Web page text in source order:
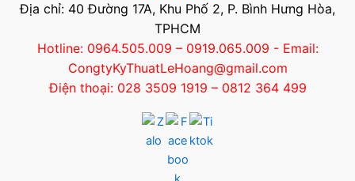
Địa chỉ: 40 Đường 17A, Khu Phố 2, P. Bình Hưng Hòa,
TPHCM
Hotline: 0964.505.009 – 0919.065.009 - Email:
CongtyKyThuatLeHoang@gmail.com
Điện thoại: 028 3509 1919 – 0812 364 499